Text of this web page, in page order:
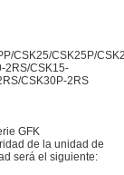
CSK25/CSK25P/
2RS/CSK15-
CSK30P-2RS
GFK
de la unidad de
será el siguiente: